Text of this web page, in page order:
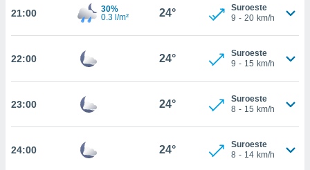
o
aunque
no
acceder a
abono
21:00
30%
0.3 l/m²
24°
Suroeste
9 - 20 km/h
22:00 24°
Suroeste
9 - 15 km/h
23:00 24°
Suroeste
8 - 15 km/h
24:00 24°
Suroeste
8 - 14 km/h